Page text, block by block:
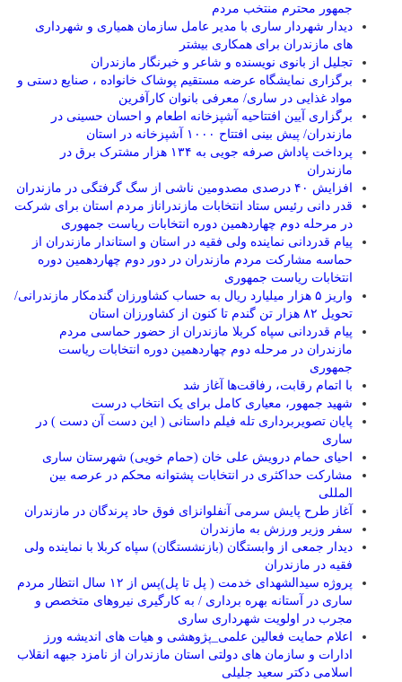
جمهور محترم منتخب مردم
دیدار شهردار ساری با مدیر عامل سازمان همیاری و شهرداری
های مازندران برای همکاری بیشتر
تجلیل از بانوی نویسنده و شاعر و خبرنگار مازندران
برگزاری نمایشگاه عرضه مستقیم پوشاک خانواده ، صنایع دستی و
مواد غذایی در ساری/ معرفی بانوان کارآفرین
برگزاری آیین افتتاحیه آشپزخانه اطعام و احسان حسینی در
مازندران/ پیش بینی افتتاح ۱۰۰۰ آشپزخانه در استان
پرداخت پاداش صرفه جویی به ۱۳۴ هزار مشترک برق در
مازندران
افزایش ۴۰ درصدی مصدومین ناشی از سگ گرفتگی در مازندران
قدر دانی رئیس ستاد انتخابات مازندراناز مردم استان برای شرکت
در مرحله دوم چهاردهمین دوره انتخابات ریاست جمهوری
پیام قدردانی نماینده ولی فقیه در استان و استاندار مازندران از
حماسه مشارکت مردم مازندران در دور دوم چهاردهمین دوره
انتخابات ریاست جمهوری
واریز ۵ هزار میلیارد ریال به حساب کشاورزان گندمکار مازندرانی/
تحویل ۸۲ هزار تن گندم تا کنون از کشاورزان استان
پیام قدردانی سپاه کربلا مازندران از حضور حماسی مردم
مازندران در مرحله دوم چهاردهمین دوره انتخابات ریاست
جمهوری
با اتمام رقابت، رفاقت‌ها آغاز شد
شهید جمهور، معیاری کامل برای یک انتخاب درست
پایان تصویربرداری تله فیلم داستانی ( این دست آن دست ) در
ساری
احیای حمام درویش علی خان (حمام خویی) شهرستان ساری
مشارکت حداکثری در انتخابات پشتوانه محکم در عرصه بین
المللی
آغاز طرح پایش سرمی آنفلوانزای فوق حاد پرندگان در مازندران
سفر وزیر ورزش به مازندران
دیدار جمعی از وابستگان (بازنشستگان) سپاه کربلا با نماینده ولی
فقیه در مازندران
پروژه سیدالشهدای خدمت ( پل تا پل)پس از ۱۲ سال انتظار مردم
ساری در آستانه بهره برداری / به کارگیری نیروهای متخصص و
مجرب در اولویت شهرداری ساری
اعلام حمایت فعالین علمی_پژوهشی و هیات های اندیشه ورز
ادارات و سازمان های دولتی استان مازندران از نامزد جبهه انقلاب
اسلامی دکتر سعید جلیلی